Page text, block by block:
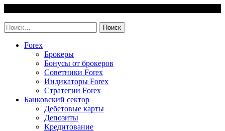
content
Найти:
Forex
Брокеры
Бонусы от брокеров
Советники Forex
Индикаторы Forex
Стратегии Forex
Банковский сектор
Дебетовые карты
Депозиты
Кредитование